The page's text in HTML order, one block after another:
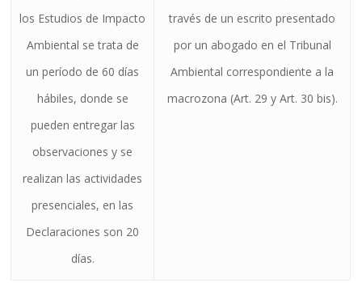
los Estudios de Impacto
Ambiental se trata de
un período de 60 días
hábiles, donde se
pueden entregar las
observaciones y se
realizan las actividades
presenciales, en las
Declaraciones son 20
días.
través de un escrito presentado
por un abogado en el Tribunal
Ambiental correspondiente a la
macrozona (Art. 29 y Art. 30 bis).